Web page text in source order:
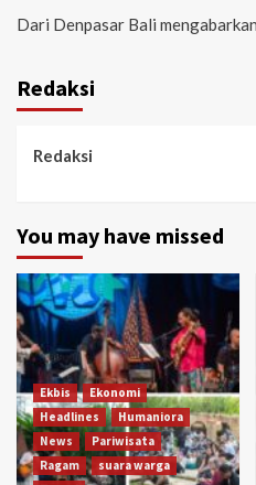
Dari Denpasar Bali
Redaksi
Redaksi
You may have missed
Ekbis
Ekonomi
Headlines
Humaniora
News
Pariwisata
Ragam
suara warga